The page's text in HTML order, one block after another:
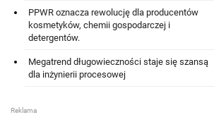
PPWR oznacza rewolucję dla producentów
kosmetyków, chemii gospodarczej i
detergentów.
Megatrend długowieczności staje się szansą
dla inżynierii procesowej